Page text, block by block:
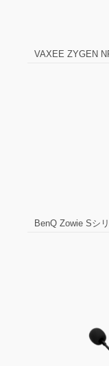
VAXEE ZYGEN
BenQ Zowie Sシ